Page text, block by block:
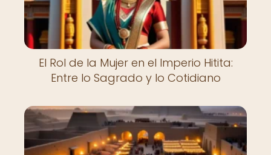
El Rol de la Mujer en el Imperio Hitita:
Entre lo Sagrado y lo Cotidiano